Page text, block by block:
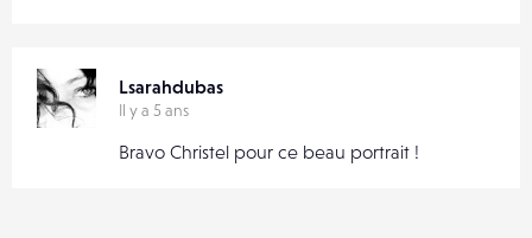
Lsarahdubas
Il y a 5 ans
Bravo Christel pour ce beau portrait !